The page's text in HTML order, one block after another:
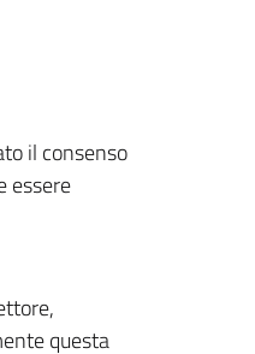
il consenso
essere
questa